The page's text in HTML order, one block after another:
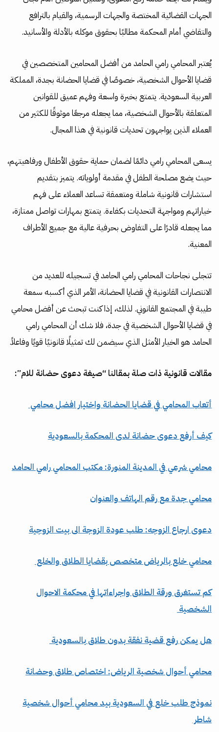
الجهات القضائية المختصة والجهات الرسمية، والقيام بالترافع
والتقاضي أمام المحكمة مطالبًا بحقوق موكله بالأدلة والأسانيد.
يُعتبر المحامي رامي الحامد من أفضل المحامين المتخصصين في
قضايا الأحوال الشخصية، خصوصًا في قضايا الحضانة بجدة، المملكة
العربية السعودية. يتمتع بخبرة واسعة وفهم عميق للقوانين
المتعلقة بالأحوال الشخصية، مما يجعله مرجعًا موثوقًا للكثير من
العملاء الذين يواجهون تحديات قانونية في هذا المجال.
يسعى المحامي رامي دائمًا لضمان حماية حقوق الأطفال ورفاهيتهم،
حيث يضع مصلحة الطفل في مقدمة أولوياته. يتميز بتقديم
استشارات قانونية شاملة ومتعمقة تساعد العملاء على فهم
خياراتهم ومواجهة التحديات بكفاءة. يتمتع بمهارات تواصل ممتازة،
مما يجعله قادرًا على التفاوض بحرفية عالية مع جميع الأطراف
المعنية.
تتجلى نجاحات المحامي رامي الحامد في تسجيله للعديد من
الانتصارات القانونية في قضايا الحضانة، الأمر الذي أكسبه سمعة
طيبة في المجتمع القانوني. لذلك، إذا كنت تبحث عن أفضل محامي
في قضايا الأحوال الشخصية في جدة، فلا شك أن المحامي رامي
الحامد هو الخيار الأمثل الذي سيضمن لك تمثيلًا قانونيًا قويًا وفاعلاً.
مقالات قانونية ذات صلة بمقالنا “صيغة دعوى حضانة للام”:
أتعاب المحامي في قضايا الحضانة واختيار افضل محامي
كيف أرفع دعوى حضانة لدى المحكمة بالسعودية
محامي شرعي في المدينة المنورة: مكتب المحامي رامي الحامد
محامي جدة مع رقم الهاتف والعنوان
دعوى ارجاع الزوجه: طلب عودة الزوجة الى بيت الزوجية
محامي خلع بالرياض متخصص بقضايا الطلاق والخلع
كم تستغرق ورقة الطلاق واجراءاتها في محكمة الاحوال
الشخصية
هل يمكن رفع قضية نفقة بدون طلاق بالسعودية
محامي أحوال شخصية الرياض: اختصاص طلاق وحضانة
نموذج طلب خلع في السعودية بيد محامي أحوال شخصية
شاطر